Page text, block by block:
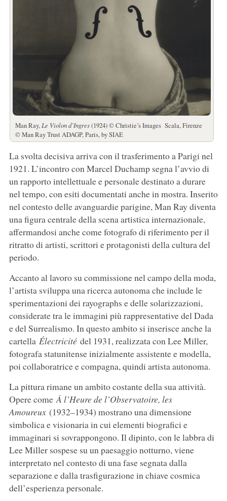
Man Ray, Le Violon d’Ingres(1924) © Christie’s Images Scala, Firenze
© Man Ray Trust ADAGP, Paris, by SIAE
La svolta decisiva arriva con il trasferimento a Parigi nel
1921. L’incontro con Marcel Duchamp segna l’avvio di
un rapporto intellettuale e personale destinato a durare
nel tempo, con esiti documentati anche in mostra. Inserito
nel contesto delle avanguardie parigine, Man Ray diventa
una figura centrale della scena artistica internazionale,
affermandosi anche come fotografo di riferimento per il
ritratto di artisti, scrittori e protagonisti della cultura del
periodo.
Accanto al lavoro su commissione nel campo della moda,
l’artista sviluppa una ricerca autonoma che include le
sperimentazioni dei rayographs e delle solarizzazioni,
considerate tra le immagini più rappresentative del Dada
e del Surrealismo. In questo ambito si inserisce anche la
cartella Électricitédel 1931, realizzata con Lee Miller,
fotografa statunitense inizialmente assistente e modella,
poi collaboratrice e compagna, quindi artista autonoma.
La pittura rimane un ambito costante della sua attività.
Opere comeÀ l’Heure de l’Observatoire, les
Amoureux(1932–1934) mostrano una dimensione
simbolica e visionaria in cui elementi biografici e
immaginari si sovrappongono. Il dipinto, con le labbra di
Lee Miller sospese su un paesaggio notturno, viene
interpretato nel contesto di una fase segnata dalla
separazione e dalla trasfigurazione in chiave cosmica
dell’esperienza personale.